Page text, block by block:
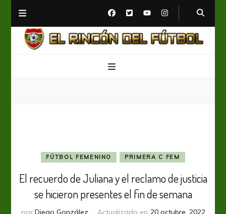
FÚTBOL FEMENINO PRIMERA C FEM
El recuerdo de Juliana y el reclamo de justicia
se hicieron presentes el fin de semana
por Diego González Actualizado en 20 octubre, 2022